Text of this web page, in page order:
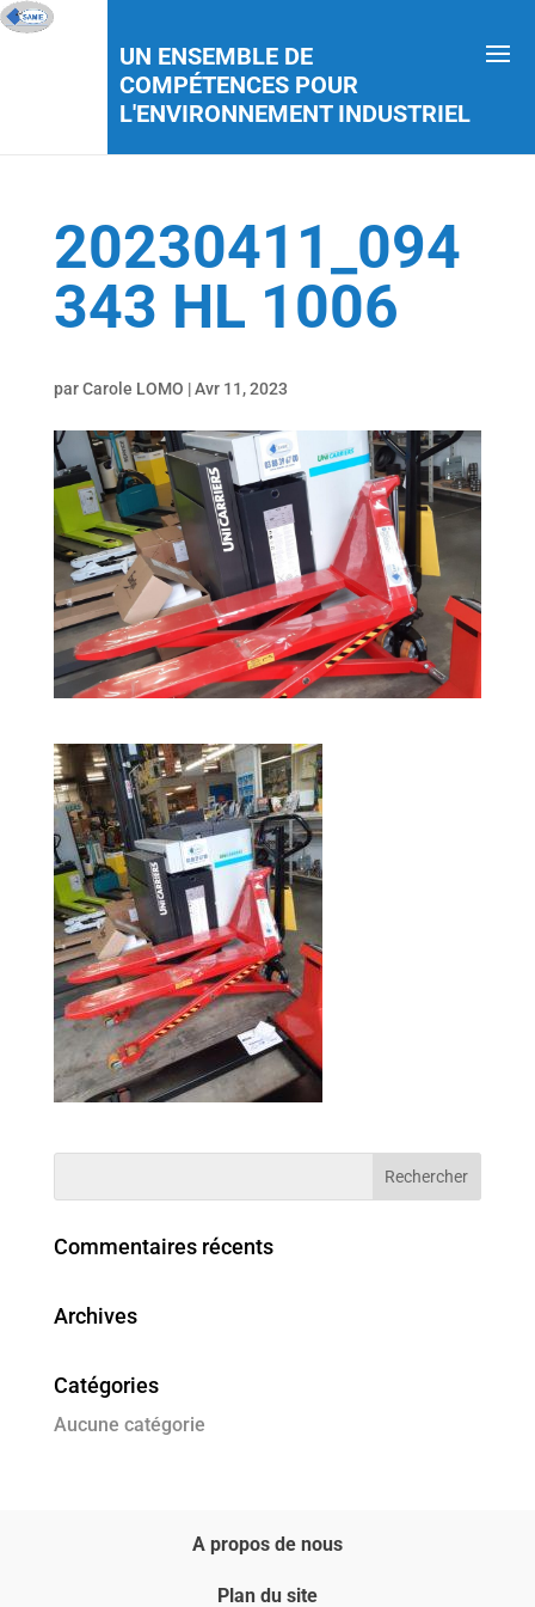
UN ENSEMBLE DE
COMPÉTENCES POUR
L'ENVIRONNEMENT INDUSTRIEL
20230411_094
343 HL 1006
parCarole LOMO |Avr 11, 2023
Commentaires récents
Archives
Catégories
Aucune catégorie
A propos de nous
Plan du site